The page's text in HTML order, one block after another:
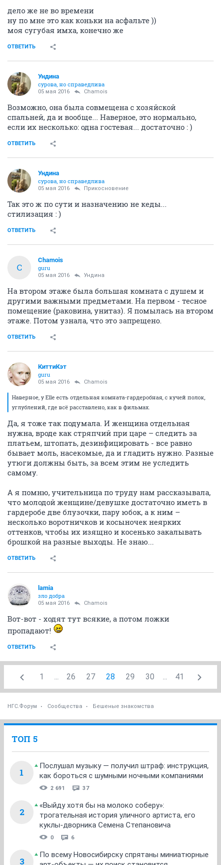
дело же не во времени
ну по мне это как коньки на асфальте ))
моя сугубая имха, конечно же
ОТВЕТИТЬ
Ундинa
сурова, но справедлива
05 мая 2016 Chamois
Возможно, она была совмещена с хозяйской
спальней, да и вообще... Наверное, это нормально,
если их несколько: одна гостевая... достаточно : )
ОТВЕТИТЬ
Ундинa
сурова, но справедлива
05 мая 2016 Прикосновение
Так это ж по сути и назначению не кеды...
стилизация : )
ОТВЕТИТЬ
C
Chamois
guru
05 мая 2016 Ундинa
На втором этаже была большая комната с душем и
другими важными предметами. На первом - тесное
помещение (раковина, унитаз). Я помылась на втором
этаже. Потом узнала, что это запрещено.
ОТВЕТИТЬ
КиттиКэт
guru
05 мая 2016 Chamois
Наверное, у Elle есть отдельная комната-гардеробная, с кучей полок,
углублений, где всё расставлено, как в фильмах.
Да, я тоже так подумала. И женщина отдельная
нужна, вроде как стряпчий при царе – следить за
платьем, штопать, дезинфицировать - все равно
бывает моль, насекомые, да и гладить нужно. Разные
утюги должны быть, за всем этим не уследить
самому.
А я помню, учительница по труду нам рассказывала,
что молодой женщине/девушке достаточно иметь в
гардеробе две блузочки, пару юбок, а к ним –
несколько воротничков и косыночек неярких
оттенков, чтобы их изящно и косенько закалывать
брошкой на разные выходы. Не знаю...
ОТВЕТИТЬ
lamia
зло добра
05 мая 2016 Chamois
Вот-вот - ходят тут всякие, а потом ложки
пропадают!
ОТВЕТИТЬ
1 ... 26 27 28 29 30 ... 41
НГС.Форум Сообщества Бешеные знакомства
ТОП 5
1
Послушал музыку — получил штраф: инструкция,
как бороться с шумными ночными компаниями
2 691 37
2
«Выйду хотя бы на молоко соберу»:
трогательная история уличного артиста, его
куклы-дворника Семена Степановича
0 6
3
По всему Новосибирску спрятаны миниатюрные